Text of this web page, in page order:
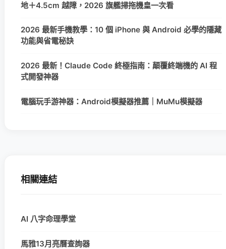
地＋4.5cm 越障，2026 旗艦掃拖機皇一次看
2026 最新手機教學：10 個 iPhone 與 Android 必學的隱藏
功能與省電秘訣
2026 最新！Claude Code 終極指南：顛覆終端機的 AI 程
式開發神器
電腦玩手游神器：Android模擬器推薦｜MuMu模擬器
相關連結
AI 八字命理學堂
馬雅13月亮曆查詢器